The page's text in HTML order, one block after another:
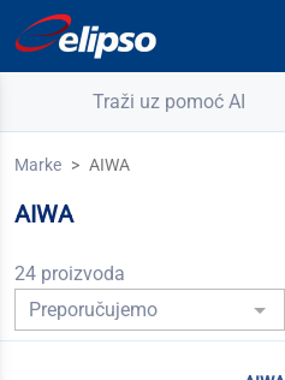
Traži uz pomoć AI
Marke AIWA
AIWA
24 proizvoda